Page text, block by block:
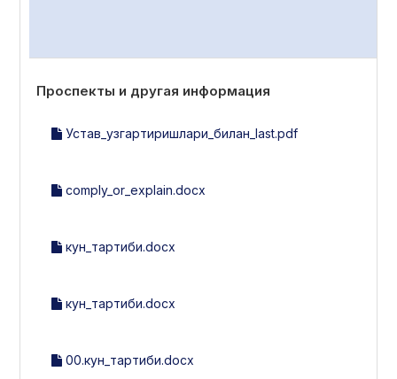
Проспекты и другая информация
Устав_узгартиришлари_билан_last.pdf
comply_or_explain.docx
кун_тартиби.docx
кун_тартиби.docx
00.кун_тартиби.docx